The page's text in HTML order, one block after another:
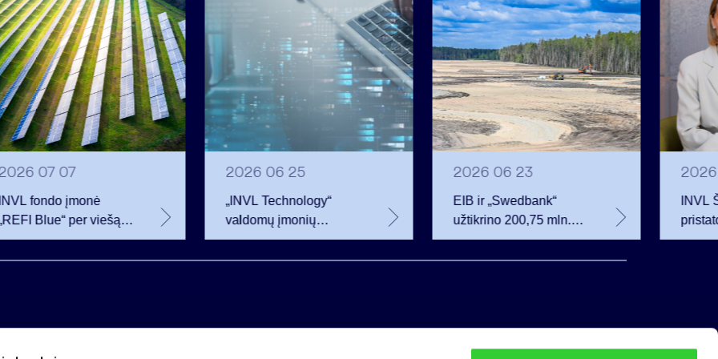
07 07
INVL fondo įmonė
Blue“ per viešą
emisiją
12 mln. eurų –
2026 06 25
„INVL Technology“
valdomų įmonių
darbuotojai realizavo
opcionus ir tapo
2026 06 23
EIB ir „Swedbank“
užtikrino 200,75 mln.
eurų finansavimą
Rūdninkų karinio
INVL